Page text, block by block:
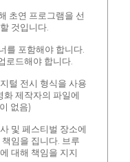
초연 프로그램을 선
것입니다.
를 포함해야 합니다.
로드해야 합니다.
털 전시 형식을 사용
화 제작자의 파일에
없음)
및 페스티벌 장소에
임을 집니다. 브루
대해 책임을 지지